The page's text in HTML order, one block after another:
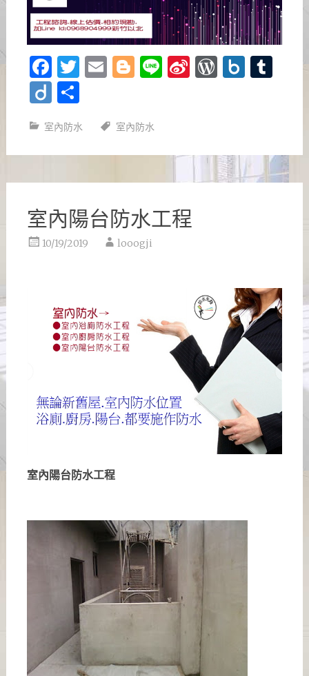
Facebook
Twitter
Email
Blogger
LineSina
Diigo
分
室內防水 室內防水
室內陽台防水工程
10/19/2019 looogji
室內陽台防水工程